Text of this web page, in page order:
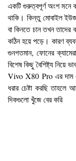
একটি গুরুত্বপূর্ণ অংশ মনে
থাকি। কিন্তু মোবাইল
বা কিনতে চান তখন তাদের
কঠিন হয়ে পড়ে। কারণ
গুনগতমান, ফোনের
বিশেষ কিছু বৈশিষ্ট্য
Vivo X80 Pro এর দাম
ধরার চেষ্টা করছি
দিকগুলো খুঁজে বের করি